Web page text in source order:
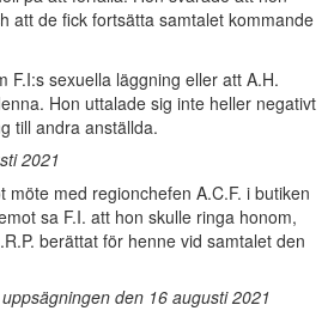
att de fick fortsätta samtalet kommande
F.I:s sexuella läggning eller att A.H.
Hon uttalade sig inte heller negativt
till andra anställda.
2021
möte med regionchefen A.C.F. i butiken
sa F.I. att hon skulle ringa honom,
berättat för henne vid samtalet den
den 16 augusti 2021